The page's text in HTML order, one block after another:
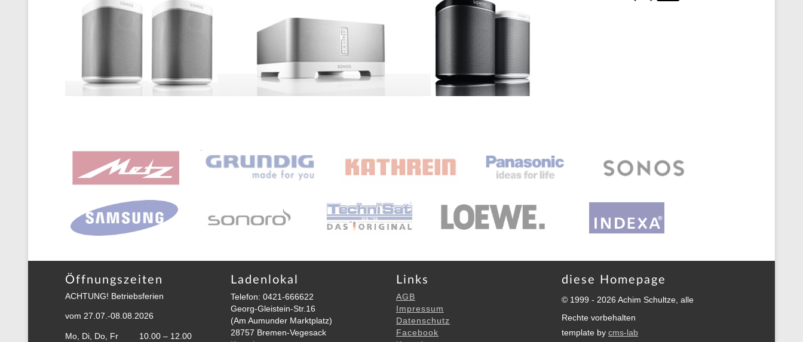
Öffnungszeiten
ACHTUNG! Betriebsferien
vom 27.07.-08.08.2026
Mo, Di, Do, Fr 10.00 – 12.00
Ladenlokal
Telefon: 0421-666622
Georg-Gleistein-Str.16
(Am Aumunder Marktplatz)
28757 Bremen-Vegesack
Links
AGB
Impressum
Datenschutz
Facebook
diese Homepage
© 1999 - 2026 Achim Schultze, alle
Rechte vorbehalten
template bycms-lab